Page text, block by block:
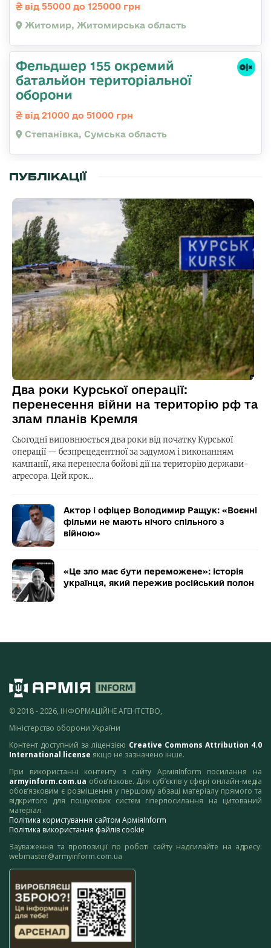
від 55000 до 125000 грн
Житомир, Житомирська область
Фельдшер 155 окремий
батальйон територіальної
оборони
від 21000 до 51000 грн
Степанівка, Сумська область
ПУБЛІКАЦІЇ
Два роки Курської операції:
перенесення війни на територію рф та
злам планів Кремля
Сьогодні виповнюється два роки від початку Курської
операції — безпрецедентної за задумом і виконанням
кампанії, яка перенесла бойові дії на територію держави-
агресора. Цей крок…
Актор і офіцер Володимир Ращук: «Воєнні
фільми не мають нічого спільного з
війною»
«Це зло має бути переможене»: історія
українця, який пережив російський полон
© 2018 - 2026, ІНФОРМАЦІЙНЕ АГЕНТСТВО,
Міністерство оборони України
Контент доступний за ліцензією Creative Commons Attribution 4.0
International license якщо не зазначено інше.
При використанні контенту з сайту АрміяInform посилання на
armyinform.com.ua обов’язкове. Для суб’єктів у сфері онлайн-медіа
обов’язковим є розміщення у першому абзаці матеріалу прямого та
відкритого для пошукових систем гіперпосилання на цитований
матеріал.
Політика користування сайтом АрміяInform
Політика використання файлів cookie
Зауваження та пропозиції по роботі сайту надсилайте на адресу:
webmaster@armyinform.com.ua